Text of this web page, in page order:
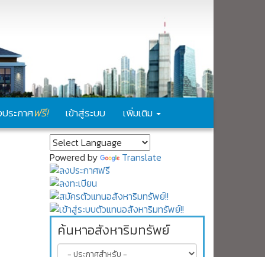
ระกาศฟรี! เข้าสู่ระบบ เพิ่มเติม
Powered by Translate
ค้นหาอสังหาริมทรัพย์